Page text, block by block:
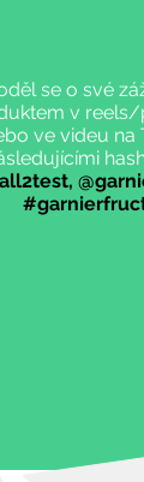
se o své
v reels/
ve videu na